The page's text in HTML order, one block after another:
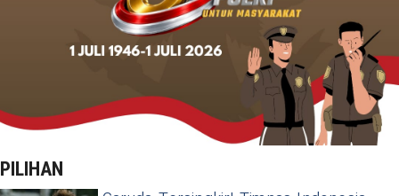
PILIHAN